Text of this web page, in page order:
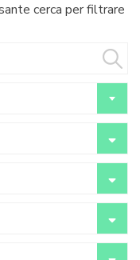
cerca per filtrare